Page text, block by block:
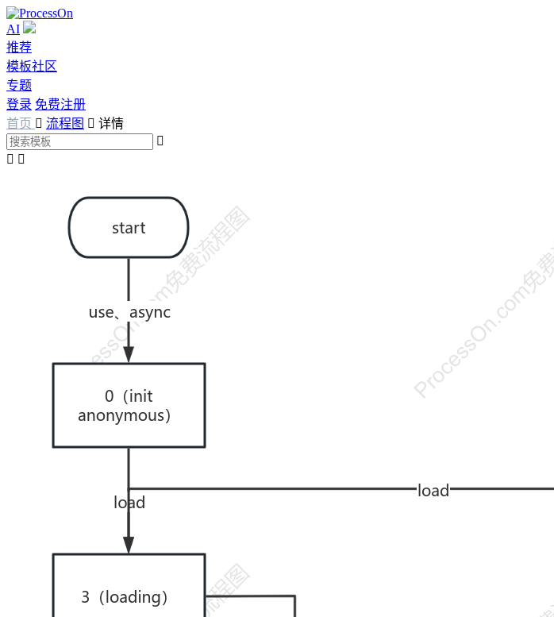
AI
推荐
模板社区
专题
登录 免费注册
首页  流程图  详情

 